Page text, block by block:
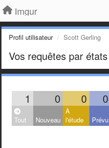
Imgur
Profil utilisateur Scott Gerling
Vos requêtes par états
1 0 0 0
Tout Nouveau
À
l'étude
Prévu